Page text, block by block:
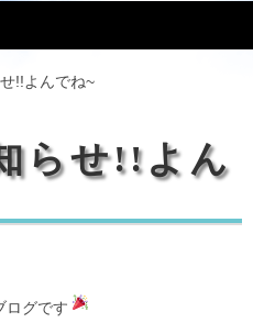
!!よんでね~
らせ!!よん
ログです